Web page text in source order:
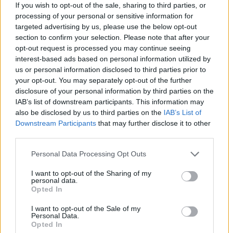
If you wish to opt-out of the sale, sharing to third parties, or
processing of your personal or sensitive information for
targeted advertising by us, please use the below opt-out
section to confirm your selection. Please note that after your
opt-out request is processed you may continue seeing
interest-based ads based on personal information utilized by
us or personal information disclosed to third parties prior to
your opt-out. You may separately opt-out of the further
disclosure of your personal information by third parties on the
IAB’s list of downstream participants. This information may
also be disclosed by us to third parties on the IAB’s List of
Downstream Participants that may further disclose it to other
Personal Data Processing Opt Outs
I want to opt-out of the Sharing of my
personal data.
Opted In
I want to opt-out of the Sale of my
Personal Data.
Opted In
Famosos que cumplen años el 17 de enero